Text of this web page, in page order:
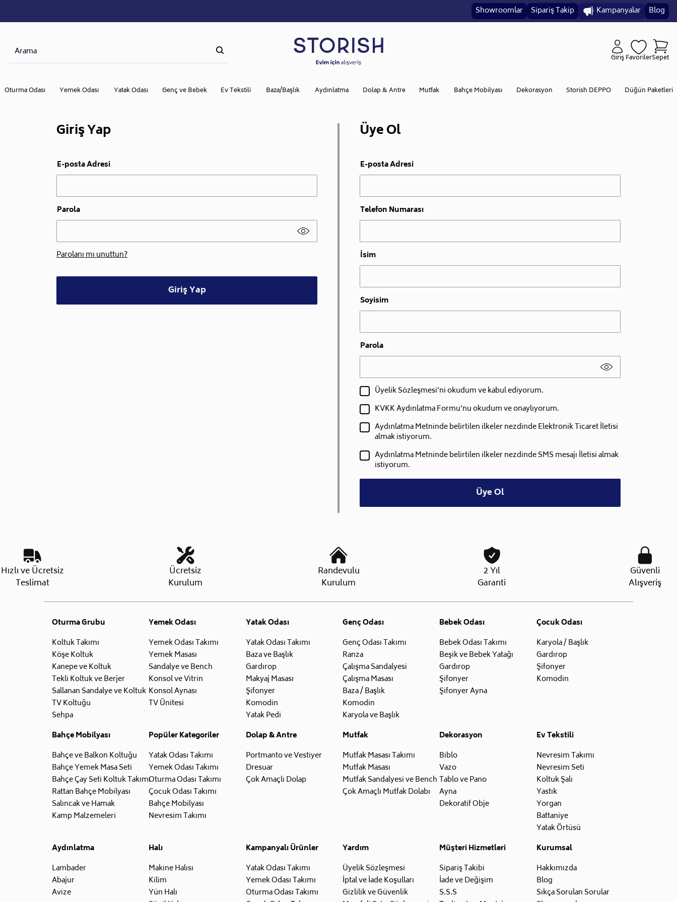
Showroomlar Sipariş Takip Kampanyalar Blog
GirişFavorilerSepet
Oturma Odası Yemek Odası Yatak Odası Genç ve Bebek Ev Tekstili Baza/Başlık Aydınlatma Dolap & Antre Mutfak Bahçe Mobilyası Dekorasyon Storish DEPPO Düğün Paketleri
Giriş Yap
E-posta Adresi
Parola
Parolanı mı unuttun?
Giriş Yap
Üye Ol
E-posta Adresi
Telefon Numarası
İsim
Soyisim
Parola
Üyelik Sözleşmesi'ni okudum ve kabul ediyorum.
KVKK Aydınlatma Formu'nu okudum ve onaylıyorum.
Aydınlatma Metninde belirtilen ilkeler nezdinde Elektronik Ticaret İletisi
almak istiyorum.
Aydınlatma Metninde belirtilen ilkeler nezdinde SMS mesajı İletisi almak
istiyorum.
Üye Ol
Hızlı ve Ücretsiz
Teslimat
Ücretsiz
Kurulum
Randevulu
Kurulum
2 Yıl
Garanti
Güvenli
Alışveriş
Oturma Grubu
Koltuk Takımı
Köşe Koltuk
Kanepe ve Koltuk
Tekli Koltuk ve Berjer
Sallanan Sandalye ve Koltuk
TV Koltuğu
Sehpa
Yemek Odası
Yemek Odası Takımı
Yemek Masası
Sandalye ve Bench
Konsol ve Vitrin
Konsol Aynası
TV Ünitesi
Yatak Odası
Yatak Odası Takımı
Baza ve Başlık
Gardırop
Makyaj Masası
Şifonyer
Komodin
Yatak Pedi
Genç Odası
Genç Odası Takımı
Ranza
Çalışma Sandalyesi
Çalışma Masası
Baza / Başlık
Komodin
Karyola ve Başlık
Bebek Odası
Bebek Odası Takımı
Beşik ve Bebek Yatağı
Gardırop
Şifonyer
Şifonyer Ayna
Çocuk Odası
Karyola / Başlık
Gardırop
Şifonyer
Komodin
Bahçe Mobilyası
Bahçe ve Balkon Koltuğu
Bahçe Yemek Masa Seti
Bahçe Çay Seti Koltuk Takımı
Rattan Bahçe Mobilyası
Salıncak ve Hamak
Kamp Malzemeleri
Popüler Kategoriler
Yatak Odası Takımı
Yemek Odası Takımı
Oturma Odası Takımı
Çocuk Odası Takımı
Bahçe Mobilyası
Nevresim Takımı
Dolap & Antre
Portmanto ve Vestiyer
Dresuar
Çok Amaçlı Dolap
Mutfak
Mutfak Masası Takımı
Mutfak Masası
Mutfak Sandalyesi ve Bench
Çok Amaçlı Mutfak Dolabı
Dekorasyon
Biblo
Vazo
Tablo ve Pano
Ayna
Dekoratif Obje
Ev Tekstili
Nevresim Takımı
Nevresim Seti
Koltuk Şalı
Yastık
Yorgan
Battaniye
Yatak Örtüsü
Aydınlatma
Lambader
Abajur
Avize
Halı
Makine Halısı
Kilim
Yün Halı
Kampanyalı Ürünler
Yatak Odası Takımı
Yemek Odası Takımı
Oturma Odası Takımı
Yardım
Üyelik Sözleşmesi
İptal ve İade Koşulları
Gizlilik ve Güvenlik
Müşteri Hizmetleri
Sipariş Takibi
İade ve Değişim
S.S.S
Kurumsal
Hakkımızda
Blog
Sıkça Sorulan Sorular